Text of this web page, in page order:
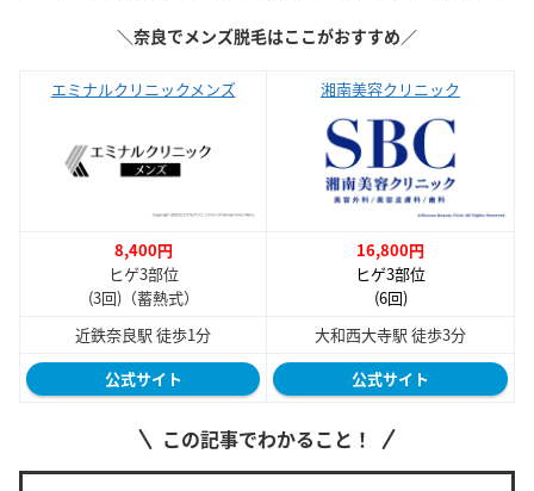
＼奈良でメンズ脱毛はここがおすすめ ／
エミナルクリニックメンズ 湘南美容クリニック
8,400円
ヒゲ3部位
(3回)（蓄熱式）
16,800円
ヒゲ3部位
(6回)
近鉄奈良駅 徒歩1分
大和西大寺駅 徒歩3分
公式サイト
公式サイト
この記事でわかること！